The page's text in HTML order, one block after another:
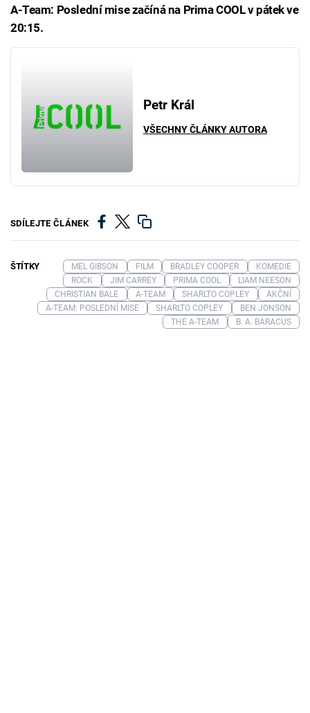
A-Team: Poslední mise začíná na Prima COOL v pátek ve
20:15.
Petr Král
VŠECHNY ČLÁNKY AUTORA
SDÍLEJTE ČLÁNEK
ŠTÍTKY MEL GIBSON FILM BRADLEY COOPER
KOMEDIE
ROCK
JIM CARREY PRIMA COOL
LIAM NEESON
CHRISTIAN BALE
A-TEAM SHARLTO COPLEY
AKČNÍ
A-TEAM: POSLEDNÍ MISE
SHARLTO COPLEY
BEN JONSON
THE A-TEAM
B. A. BARACUS